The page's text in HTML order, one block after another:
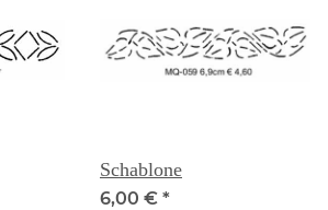
Schablone
6,00 € *